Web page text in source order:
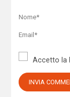
Accetto la